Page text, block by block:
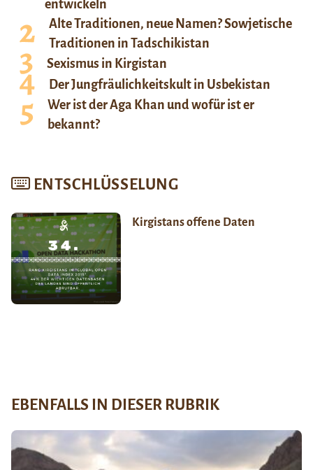
entwickeln
Alte Traditionen, neue Namen? Sowjetische
Traditionen in Tadschikistan
Sexismus in Kirgistan
Der Jungfräulichkeitskult in Usbekistan
Wer ist der Aga Khan und wofür ist er
bekannt?
ENTSCHLÜSSELUNG
Kirgistans offene Daten
EBENFALLS IN DIESER RUBRIK